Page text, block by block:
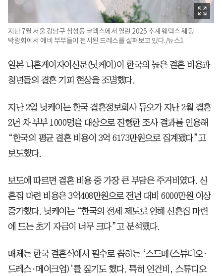
지난 7월 서울 강남구 삼성동 코엑스에서 열린 2025 추계 웨덱스 웨딩
박람회에서 예비 부부들이 전시된 드레스를 살펴보고 있다./뉴스1
일본 니혼게이자이신문(닛케이)이 한국의 높은 결혼 비용과
청년들의 결혼 기피 현상을 조명했다.
지난 2일 닛케이는 한국 결혼정보회사 듀오가 지난 2월 결혼
2년 차 부부 1000명을 대상으로 진행한 조사 결과를 인용해
“한국의 평균 결혼 비용이 3억 6173만원으로 집계됐다”고
보도했다.
보도에 따르면 결혼 비용 중 가장 큰 부담은 주거비였다. 신
혼집 마련 비용은 3억408만원으로 전년 대비 6000만원 이상
증가했다. 닛케이는 “한국의 전세 제도로 인해 신혼집 마련
에 드는 초기 자금이 너무 크다”고 분석했다.
매체는 한국 결혼식에서 필수로 꼽히는 ‘스드메(스튜디오·
드레스·메이크업)’를 짚기도 했다. 특히 인건비, 스튜디오